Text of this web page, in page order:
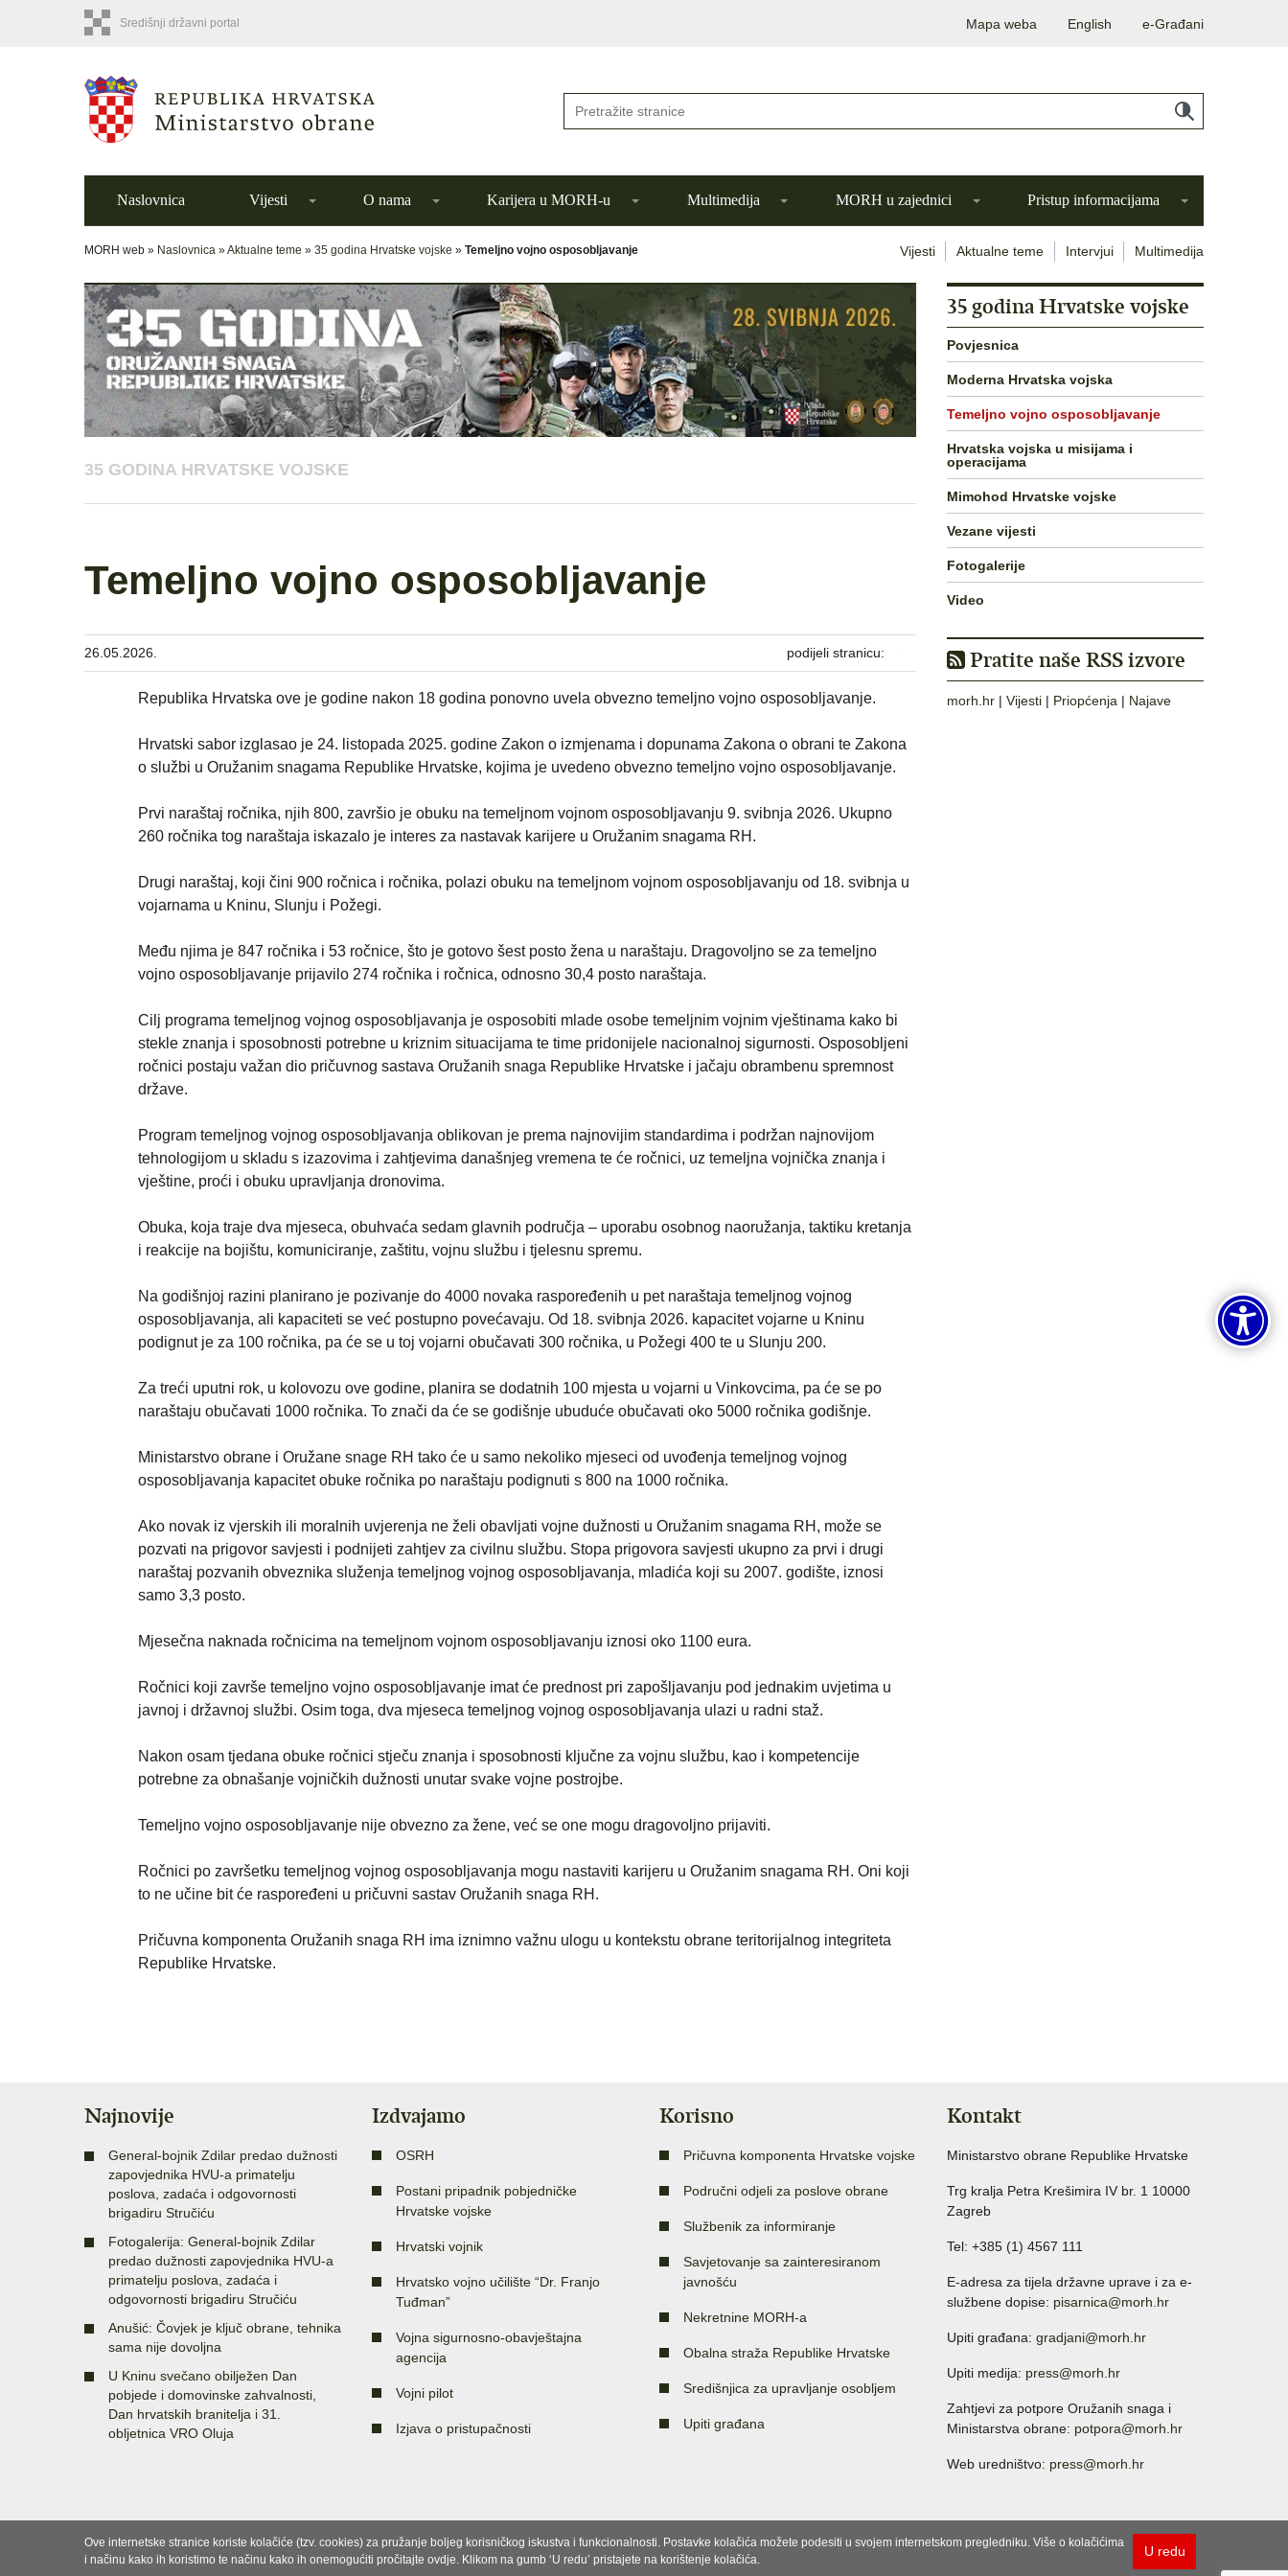
Središnji državni portal Mapa weba English e-Građani
Naslovnica Vijesti O nama Karijera u MORH-u Multimedija MORH u zajednici Pristup informacijama
MORH web » Naslovnica »Aktualne teme » 35 godina Hrvatske vojske » Temeljno vojno osposobljavanje Vijesti Aktualne teme Intervjui Multimedija
35 GODINA HRVATSKE VOJSKE
Temeljno vojno osposobljavanje
26.05.2026. podijeli stranicu:
Republika Hrvatska ove je godine nakon 18 godina ponovno uvela obvezno temeljno vojno osposobljavanje.
Hrvatski sabor izglasao je 24. listopada 2025. godine Zakon o izmjenama i dopunama Zakona o obrani te Zakona
o službi u Oružanim snagama Republike Hrvatske, kojima je uvedeno obvezno temeljno vojno osposobljavanje.
Prvi naraštaj ročnika, njih 800, završio je obuku na temeljnom vojnom osposobljavanju 9. svibnja 2026. Ukupno
260 ročnika tog naraštaja iskazalo je interes za nastavak karijere u Oružanim snagama RH.
Drugi naraštaj, koji čini 900 ročnica i ročnika, polazi obuku na temeljnom vojnom osposobljavanju od 18. svibnja u
vojarnama u Kninu, Slunju i Požegi.
Među njima je 847 ročnika i 53 ročnice, što je gotovo šest posto žena u naraštaju. Dragovoljno se za temeljno
vojno osposobljavanje prijavilo 274 ročnika i ročnica, odnosno 30,4 posto naraštaja.
Cilj programa temeljnog vojnog osposobljavanja je osposobiti mlade osobe temeljnim vojnim vještinama kako bi
stekle znanja i sposobnosti potrebne u kriznim situacijama te time pridonijele nacionalnoj sigurnosti. Osposobljeni
ročnici postaju važan dio pričuvnog sastava Oružanih snaga Republike Hrvatske i jačaju obrambenu spremnost
države.
Program temeljnog vojnog osposobljavanja oblikovan je prema najnovijim standardima i podržan najnovijom
tehnologijom u skladu s izazovima i zahtjevima današnjeg vremena te će ročnici, uz temeljna vojnička znanja i
vještine, proći i obuku upravljanja dronovima.
Obuka, koja traje dva mjeseca, obuhvaća sedam glavnih područja – uporabu osobnog naoružanja, taktiku kretanja
i reakcije na bojištu, komuniciranje, zaštitu, vojnu službu i tjelesnu spremu.
Na godišnjoj razini planirano je pozivanje do 4000 novaka raspoređenih u pet naraštaja temeljnog vojnog
osposobljavanja, ali kapaciteti se već postupno povećavaju. Od 18. svibnja 2026. kapacitet vojarne u Kninu
podignut je za 100 ročnika, pa će se u toj vojarni obučavati 300 ročnika, u Požegi 400 te u Slunju 200.
Za treći uputni rok, u kolovozu ove godine, planira se dodatnih 100 mjesta u vojarni u Vinkovcima, pa će se po
naraštaju obučavati 1000 ročnika. To znači da će se godišnje ubuduće obučavati oko 5000 ročnika godišnje.
Ministarstvo obrane i Oružane snage RH tako će u samo nekoliko mjeseci od uvođenja temeljnog vojnog
osposobljavanja kapacitet obuke ročnika po naraštaju podignuti s 800 na 1000 ročnika.
Ako novak iz vjerskih ili moralnih uvjerenja ne želi obavljati vojne dužnosti u Oružanim snagama RH, može se
pozvati na prigovor savjesti i podnijeti zahtjev za civilnu službu. Stopa prigovora savjesti ukupno za prvi i drugi
naraštaj pozvanih obveznika služenja temeljnog vojnog osposobljavanja, mladića koji su 2007. godište, iznosi
samo 3,3 posto.
Mjesečna naknada ročnicima na temeljnom vojnom osposobljavanju iznosi oko 1100 eura.
Ročnici koji završe temeljno vojno osposobljavanje imat će prednost pri zapošljavanju pod jednakim uvjetima u
javnoj i državnoj službi. Osim toga, dva mjeseca temeljnog vojnog osposobljavanja ulazi u radni staž.
Nakon osam tjedana obuke ročnici stječu znanja i sposobnosti ključne za vojnu službu, kao i kompetencije
potrebne za obnašanje vojničkih dužnosti unutar svake vojne postrojbe.
Temeljno vojno osposobljavanje nije obvezno za žene, već se one mogu dragovoljno prijaviti.
Ročnici po završetku temeljnog vojnog osposobljavanja mogu nastaviti karijeru u Oružanim snagama RH. Oni koji
to ne učine bit će raspoređeni u pričuvni sastav Oružanih snaga RH.
Pričuvna komponenta Oružanih snaga RH ima iznimno važnu ulogu u kontekstu obrane teritorijalnog integriteta
Republike Hrvatske.
35 godina Hrvatske vojske
Povjesnica
Moderna Hrvatska vojska
Temeljno vojno osposobljavanje
Hrvatska vojska u misijama i
operacijama
Mimohod Hrvatske vojske
Vezane vijesti
Fotogalerije
Video
Pratite naše RSS izvore
morh.hr | Vijesti | Priopćenja | Najave
Najnovije
General-bojnik Zdilar predao dužnosti
zapovjednika HVU-a primatelju
poslova, zadaća i odgovornosti
brigadiru Stručiću
Fotogalerija: General-bojnik Zdilar
predao dužnosti zapovjednika HVU-a
primatelju poslova, zadaća i
odgovornosti brigadiru Stručiću
Anušić: Čovjek je ključ obrane, tehnika
sama nije dovoljna
U Kninu svečano obilježen Dan
pobjede i domovinske zahvalnosti,
Dan hrvatskih branitelja i 31.
obljetnica VRO Oluja
Izdvajamo
OSRH
Postani pripadnik pobjedničke
Hrvatske vojske
Hrvatski vojnik
Hrvatsko vojno učilište “Dr. Franjo
Tuđman”
Vojna sigurnosno-obavještajna
agencija
Vojni pilot
Izjava o pristupačnosti
Korisno
Pričuvna komponenta Hrvatske vojske
Područni odjeli za poslove obrane
Službenik za informiranje
Savjetovanje sa zainteresiranom
javnošću
Nekretnine MORH-a
Obalna straža Republike Hrvatske
Središnjica za upravljanje osobljem
Upiti građana
Kontakt
Ministarstvo obrane Republike Hrvatske
Trg kralja Petra Krešimira IV br. 1 10000
Zagreb
Tel: +385 (1) 4567 111
E-adresa za tijela državne uprave i za e-
službene dopise: pisarnica@morh.hr
Upiti građana: gradjani@morh.hr
Upiti medija: press@morh.hr
Zahtjevi za potpore Oružanih snaga i
Ministarstva obrane: potpora@morh.hr
Web uredništvo: press@morh.hr
U redu
Ove internetske stranice koriste kolačiće (tzv. cookies) za pružanje boljeg korisničkog iskustva i funkcionalnosti. Postavke kolačića možete podesiti u svojem internetskom pregledniku. Više o kolačićima
i načinu kako ih koristimo te načinu kako ih onemogućiti pročitajte ovdje. Klikom na gumb ‘U redu’ pristajete na korištenje kolačića.